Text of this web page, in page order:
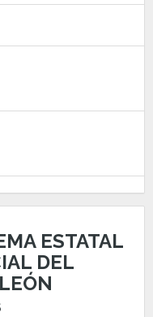
ESTATAL
DEL